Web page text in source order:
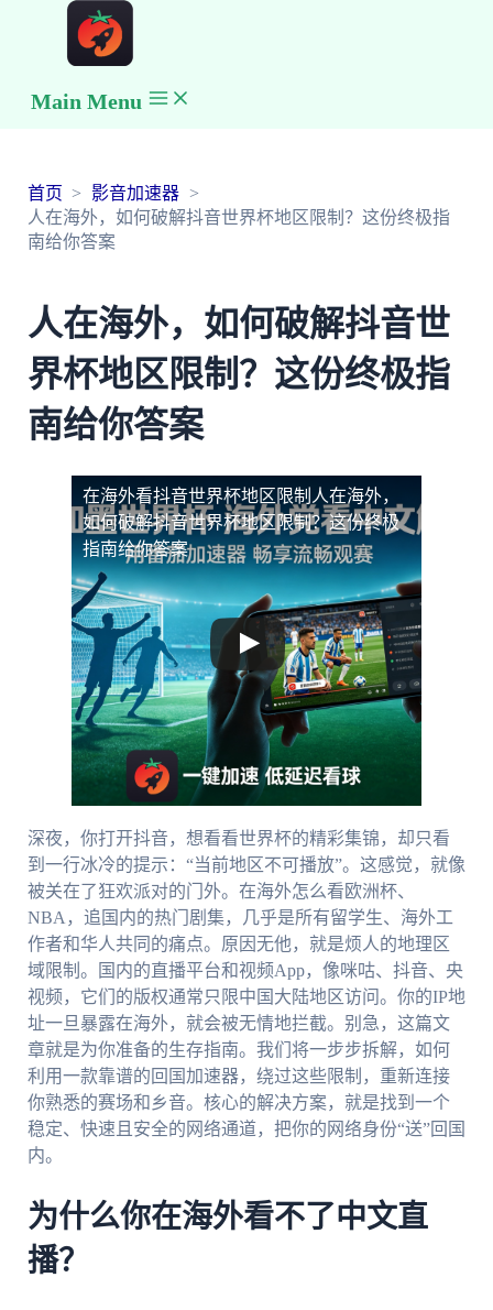
Main Menu
首页
影音加速器
人在海外，如何破解抖音世界杯地区限制？这份终极指
南给你答案
人在海外，如何破解抖音世
界杯地区限制？这份终极指
南给你答案
在海外看抖音世界杯地区限制 人在海外，
如何破解抖音世界杯地区限制？这份终极
指南给你答案
深夜，你打开抖音，想看看世界杯的精彩集锦，却只看
到一行冰冷的提示：“当前地区不可播放”。这感觉，就像
被关在了狂欢派对的门外。在海外怎么看欧洲杯、
NBA，追国内的热门剧集，几乎是所有留学生、海外工
作者和华人共同的痛点。原因无他，就是烦人的地理区
域限制。国内的直播平台和视频App，像咪咕、抖音、央
视频，它们的版权通常只限中国大陆地区访问。你的IP地
址一旦暴露在海外，就会被无情地拦截。别急，这篇文
章就是为你准备的生存指南。我们将一步步拆解，如何
利用一款靠谱的回国加速器，绕过这些限制，重新连接
你熟悉的赛场和乡音。核心的解决方案，就是找到一个
稳定、快速且安全的网络通道，把你的网络身份“送”回国
内。
为什么你在海外看不了中文直
播？